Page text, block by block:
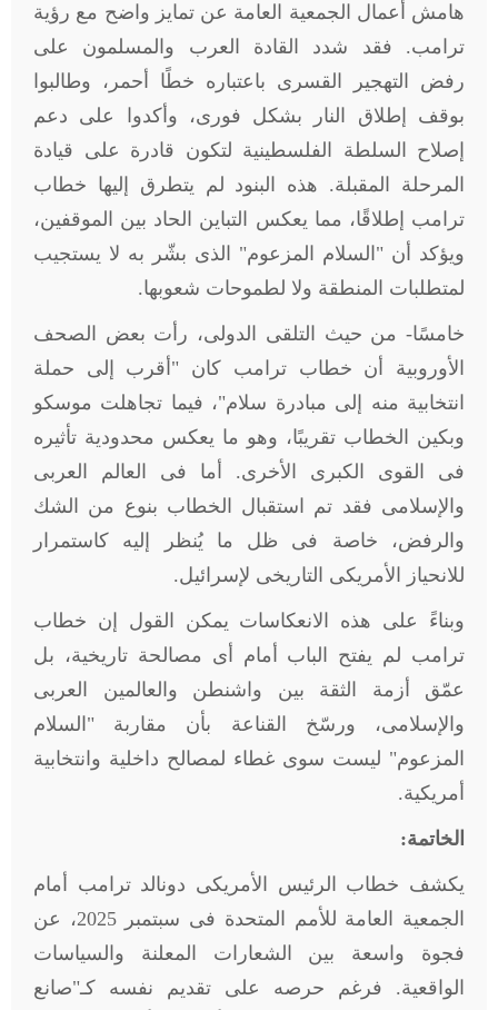
هامش أعمال الجمعية العامة عن تمايز واضح مع رؤية
ترامب. فقد شدد القادة العرب والمسلمون على
رفض التهجير القسرى باعتباره خطًا أحمر، وطالبوا
بوقف إطلاق النار بشكل فورى، وأكدوا على دعم
إصلاح السلطة الفلسطينية لتكون قادرة على قيادة
المرحلة المقبلة. هذه البنود لم يتطرق إليها خطاب
ترامب إطلاقًا، مما يعكس التباين الحاد بين الموقفين،
ويؤكد أن "السلام المزعوم" الذى بشّر به لا يستجيب
لمتطلبات المنطقة ولا لطموحات شعوبها.
خامسًا- من حيث التلقى الدولى، رأت بعض الصحف
الأوروبية أن خطاب ترامب كان "أقرب إلى حملة
انتخابية منه إلى مبادرة سلام"، فيما تجاهلت موسكو
وبكين الخطاب تقريبًا، وهو ما يعكس محدودية تأثيره
فى القوى الكبرى الأخرى. أما فى العالم العربى
والإسلامى فقد تم استقبال الخطاب بنوع من الشك
والرفض، خاصة فى ظل ما يُنظر إليه كاستمرار
للانحياز الأمريكى التاريخى لإسرائيل.
وبناءً على هذه الانعكاسات يمكن القول إن خطاب
ترامب لم يفتح الباب أمام أى مصالحة تاريخية، بل
عمّق أزمة الثقة بين واشنطن والعالمين العربى
والإسلامى، ورسّخ القناعة بأن مقاربة "السلام
المزعوم" ليست سوى غطاء لمصالح داخلية وانتخابية
أمريكية.
الخاتمة:
يكشف خطاب الرئيس الأمريكى دونالد ترامب أمام
الجمعية العامة للأمم المتحدة فى سبتمبر 2025، عن
فجوة واسعة بين الشعارات المعلنة والسياسات
الواقعية. فرغم حرصه على تقديم نفسه كـ"صانع